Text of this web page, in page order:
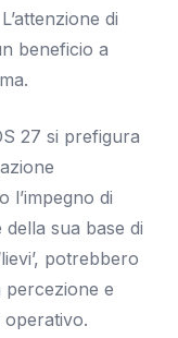
di
beneficio a
27 si prefigura
l’impegno di
sua base di
potrebbero
percezione e
operativo.